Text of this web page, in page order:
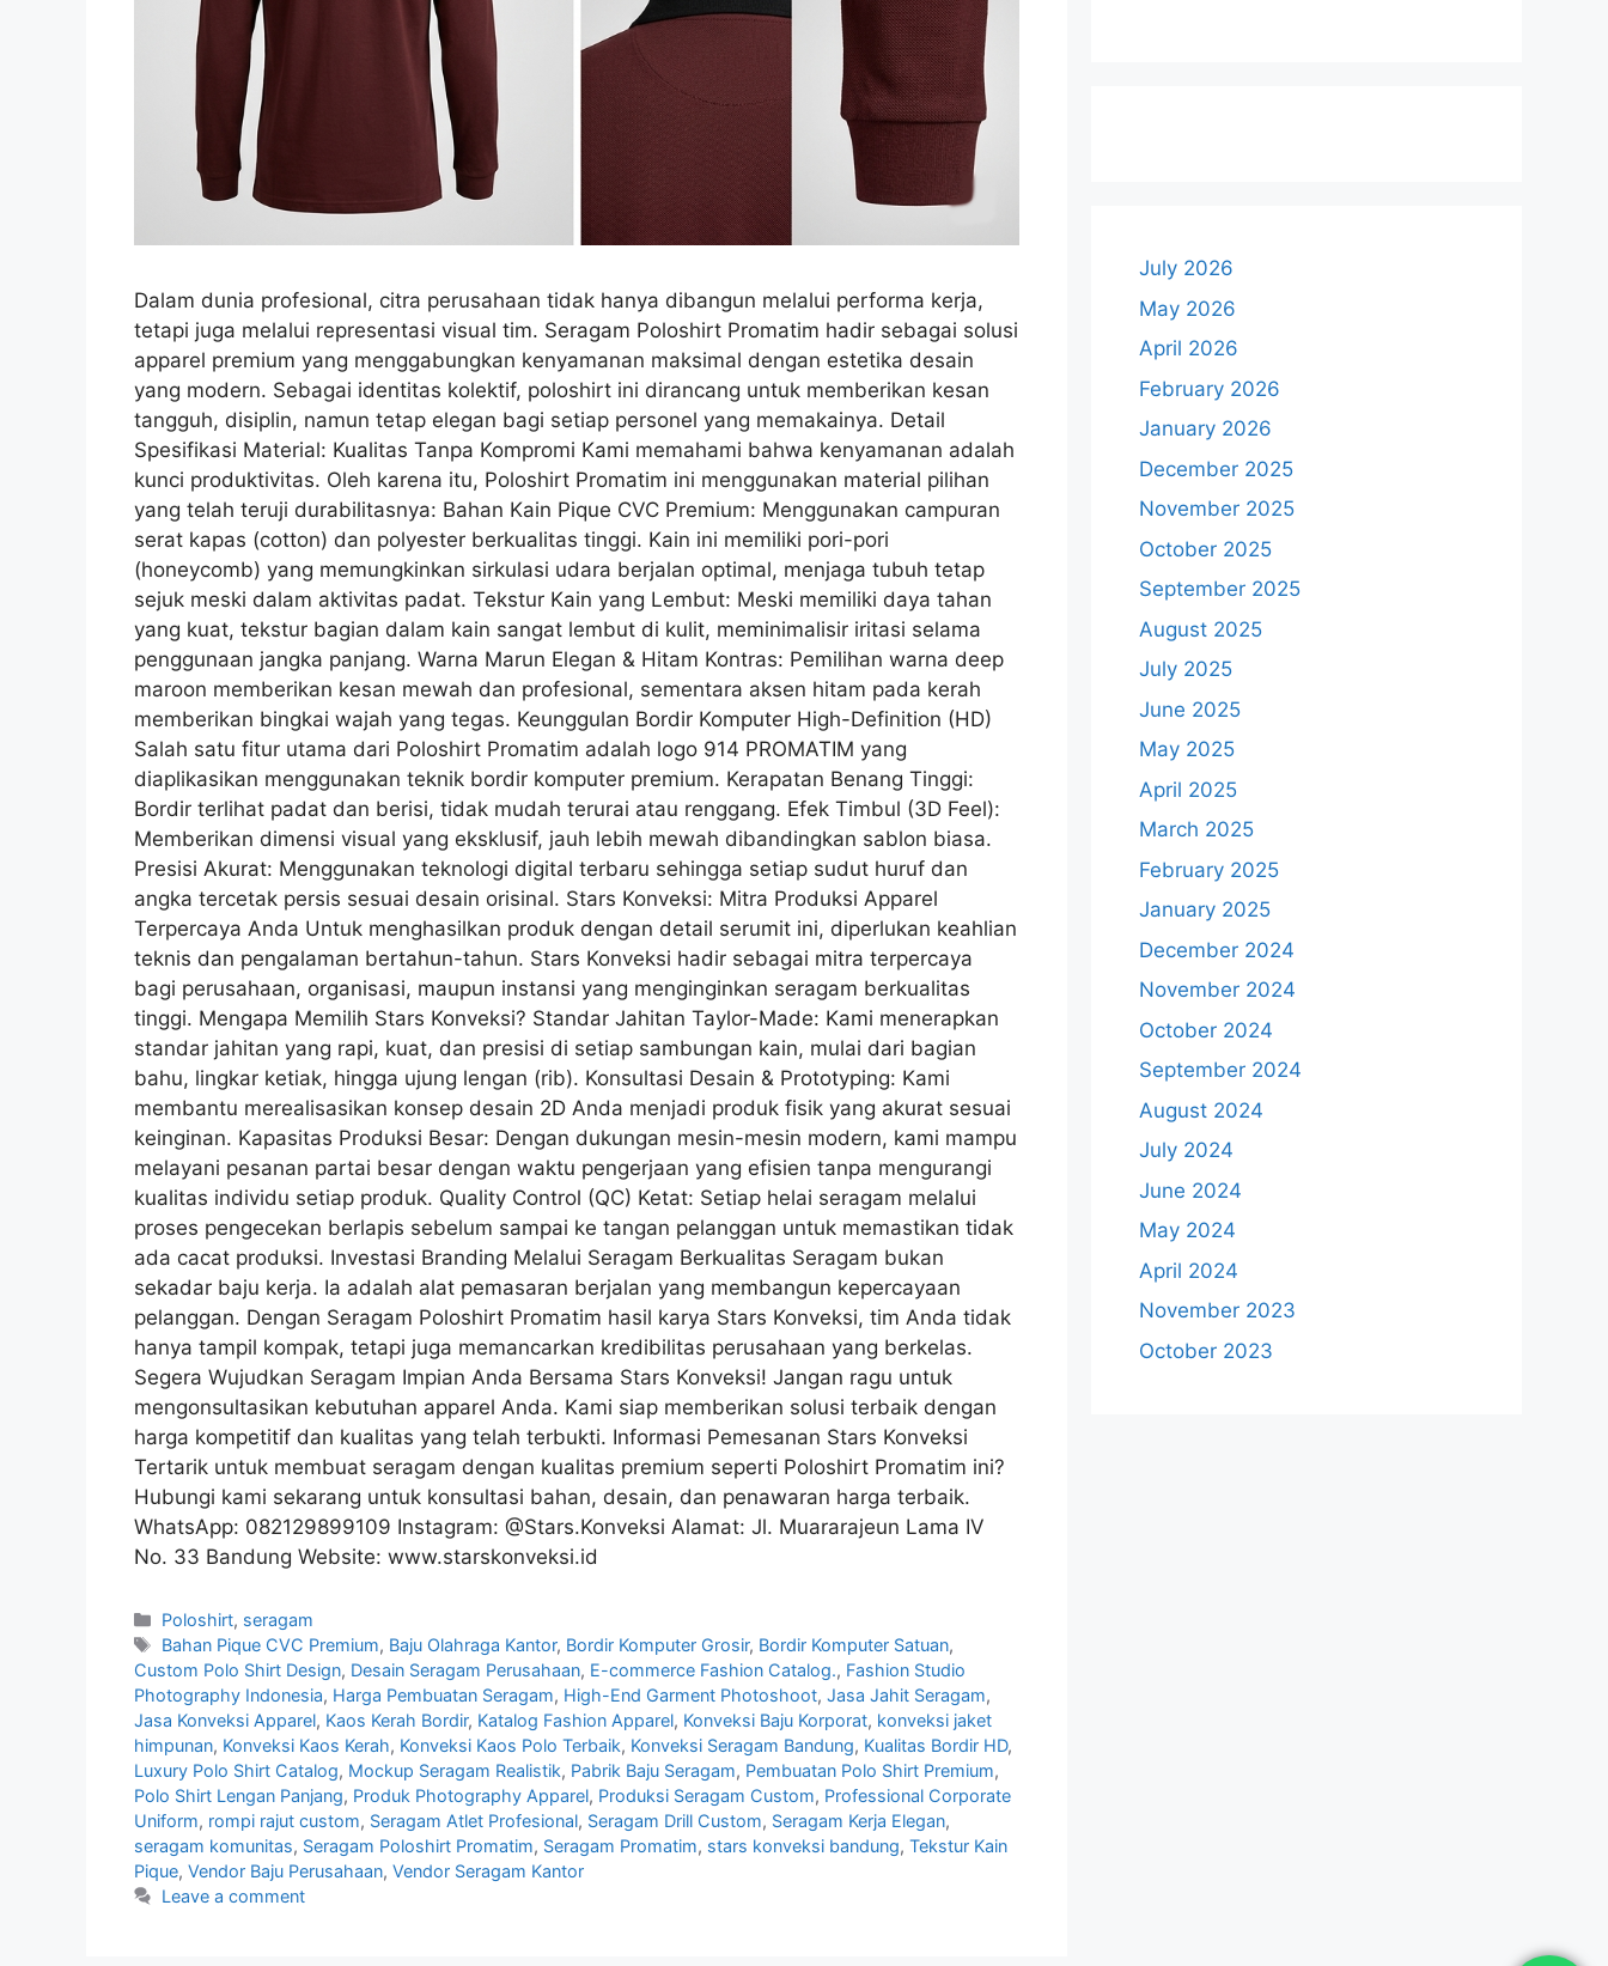
Dalam dunia profesional, citra perusahaan tidak hanya dibangun melalui performa kerja,
tetapi juga melalui representasi visual tim. Seragam Poloshirt Promatim hadir sebagai solusi
apparel premium yang menggabungkan kenyamanan maksimal dengan estetika desain
yang modern. Sebagai identitas kolektif, poloshirt ini dirancang untuk memberikan kesan
tangguh, disiplin, namun tetap elegan bagi setiap personel yang memakainya. Detail
Spesifikasi Material: Kualitas Tanpa Kompromi Kami memahami bahwa kenyamanan adalah
kunci produktivitas. Oleh karena itu, Poloshirt Promatim ini menggunakan material pilihan
yang telah teruji durabilitasnya: Bahan Kain Pique CVC Premium: Menggunakan campuran
serat kapas (cotton) dan polyester berkualitas tinggi. Kain ini memiliki pori-pori
(honeycomb) yang memungkinkan sirkulasi udara berjalan optimal, menjaga tubuh tetap
sejuk meski dalam aktivitas padat. Tekstur Kain yang Lembut: Meski memiliki daya tahan
yang kuat, tekstur bagian dalam kain sangat lembut di kulit, meminimalisir iritasi selama
penggunaan jangka panjang. Warna Marun Elegan & Hitam Kontras: Pemilihan warna deep
maroon memberikan kesan mewah dan profesional, sementara aksen hitam pada kerah
memberikan bingkai wajah yang tegas. Keunggulan Bordir Komputer High-Definition (HD)
Salah satu fitur utama dari Poloshirt Promatim adalah logo 914 PROMATIM yang
diaplikasikan menggunakan teknik bordir komputer premium. Kerapatan Benang Tinggi:
Bordir terlihat padat dan berisi, tidak mudah terurai atau renggang. Efek Timbul (3D Feel):
Memberikan dimensi visual yang eksklusif, jauh lebih mewah dibandingkan sablon biasa.
Presisi Akurat: Menggunakan teknologi digital terbaru sehingga setiap sudut huruf dan
angka tercetak persis sesuai desain orisinal. Stars Konveksi: Mitra Produksi Apparel
Terpercaya Anda Untuk menghasilkan produk dengan detail serumit ini, diperlukan keahlian
teknis dan pengalaman bertahun-tahun. Stars Konveksi hadir sebagai mitra terpercaya
bagi perusahaan, organisasi, maupun instansi yang menginginkan seragam berkualitas
tinggi. Mengapa Memilih Stars Konveksi? Standar Jahitan Taylor-Made: Kami menerapkan
standar jahitan yang rapi, kuat, dan presisi di setiap sambungan kain, mulai dari bagian
bahu, lingkar ketiak, hingga ujung lengan (rib). Konsultasi Desain & Prototyping: Kami
membantu merealisasikan konsep desain 2D Anda menjadi produk fisik yang akurat sesuai
keinginan. Kapasitas Produksi Besar: Dengan dukungan mesin-mesin modern, kami mampu
melayani pesanan partai besar dengan waktu pengerjaan yang efisien tanpa mengurangi
kualitas individu setiap produk. Quality Control (QC) Ketat: Setiap helai seragam melalui
proses pengecekan berlapis sebelum sampai ke tangan pelanggan untuk memastikan tidak
ada cacat produksi. Investasi Branding Melalui Seragam Berkualitas Seragam bukan
sekadar baju kerja. Ia adalah alat pemasaran berjalan yang membangun kepercayaan
pelanggan. Dengan Seragam Poloshirt Promatim hasil karya Stars Konveksi, tim Anda tidak
hanya tampil kompak, tetapi juga memancarkan kredibilitas perusahaan yang berkelas.
Segera Wujudkan Seragam Impian Anda Bersama Stars Konveksi! Jangan ragu untuk
mengonsultasikan kebutuhan apparel Anda. Kami siap memberikan solusi terbaik dengan
harga kompetitif dan kualitas yang telah terbukti. Informasi Pemesanan Stars Konveksi
Tertarik untuk membuat seragam dengan kualitas premium seperti Poloshirt Promatim ini?
Hubungi kami sekarang untuk konsultasi bahan, desain, dan penawaran harga terbaik.
WhatsApp: 082129899109 Instagram: @Stars.Konveksi Alamat: Jl. Muararajeun Lama IV
No. 33 Bandung Website: www.starskonveksi.id
Poloshirt, seragam
Bahan Pique CVC Premium, Baju Olahraga Kantor, Bordir Komputer Grosir, Bordir Komputer Satuan,
Custom Polo Shirt Design, Desain Seragam Perusahaan, E-commerce Fashion Catalog., Fashion Studio
Photography Indonesia, Harga Pembuatan Seragam, High-End Garment Photoshoot, Jasa Jahit Seragam,
Jasa Konveksi Apparel, Kaos Kerah Bordir, Katalog Fashion Apparel, Konveksi Baju Korporat, konveksi jaket
himpunan, Konveksi Kaos Kerah, Konveksi Kaos Polo Terbaik, Konveksi Seragam Bandung, Kualitas Bordir HD,
Luxury Polo Shirt Catalog, Mockup Seragam Realistik, Pabrik Baju Seragam, Pembuatan Polo Shirt Premium,
Polo Shirt Lengan Panjang, Produk Photography Apparel, Produksi Seragam Custom, Professional Corporate
Uniform, rompi rajut custom, Seragam Atlet Profesional, Seragam Drill Custom, Seragam Kerja Elegan,
seragam komunitas, Seragam Poloshirt Promatim, Seragam Promatim, stars konveksi bandung, Tekstur Kain
Pique, Vendor Baju Perusahaan, Vendor Seragam Kantor
Leave a comment
July 2026
May 2026
April 2026
February 2026
January 2026
December 2025
November 2025
October 2025
September 2025
August 2025
July 2025
June 2025
May 2025
April 2025
March 2025
February 2025
January 2025
December 2024
November 2024
October 2024
September 2024
August 2024
July 2024
June 2024
May 2024
April 2024
November 2023
October 2023